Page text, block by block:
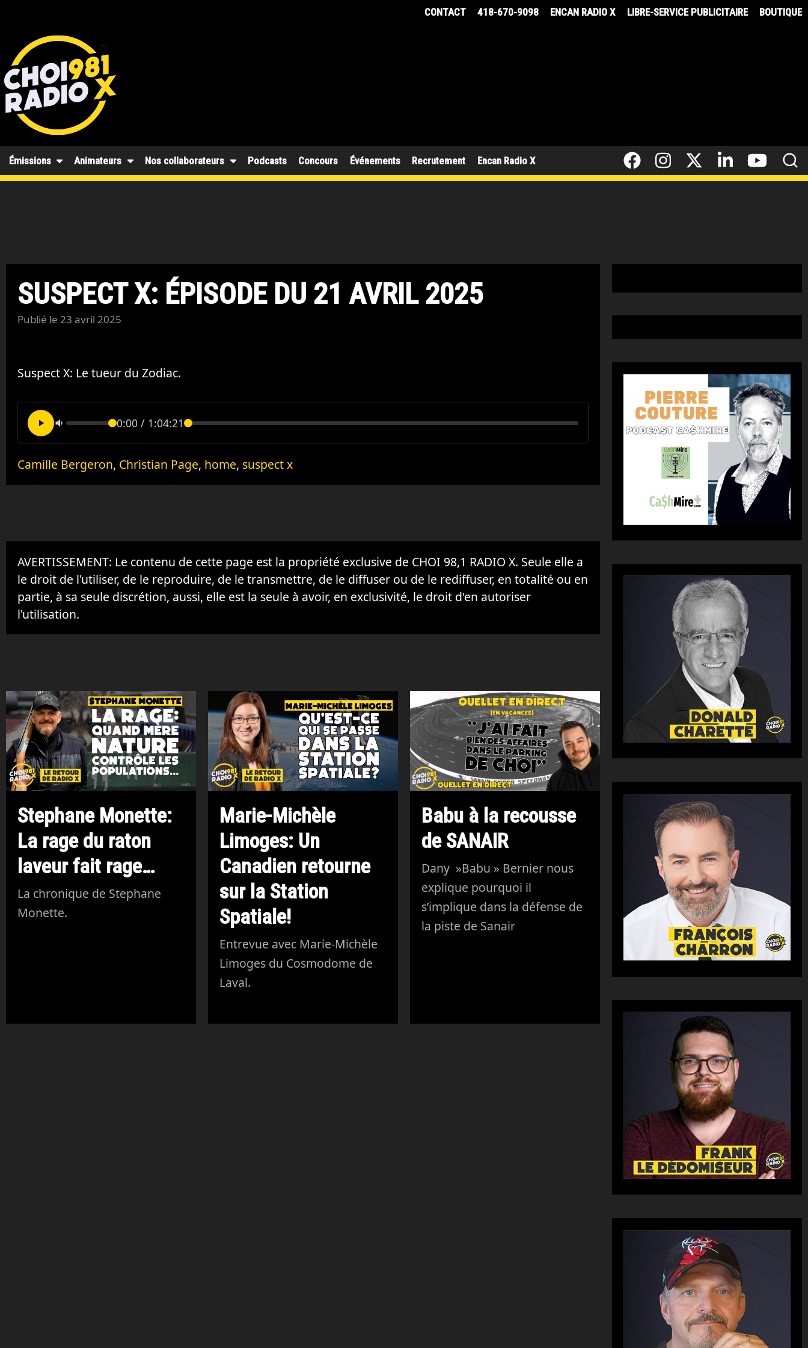
CONTACT 418-670-9098 ENCAN RADIO X LIBRE-SERVICE PUBLICITAIRE BOUTIQUE
Émissions Animateurs Nos collaborateurs Podcasts Concours Événements Recrutement Encan Radio X
SUSPECT X: ÉPISODE DU 21 AVRIL 2025
Publié le23 avril 2025
Suspect X: Le tueur du Zodiac.
0:00/ 1:04:21
Camille Bergeron, Christian Page, home, suspect x
AVERTISSEMENT: Le contenu de cette page est la propriété exclusive de CHOI 98,1 RADIO X. Seule elle a
le droit de l'utiliser, de le reproduire, de le transmettre, de le diffuser ou de le rediffuser, en totalité ou en
partie, à sa seule discrétion, aussi, elle est la seule à avoir, en exclusivité, le droit d'en autoriser
l'utilisation.
Stephane Monette:
La rage du raton
laveur fait rage…
La chronique de Stephane
Monette.
Marie-Michèle
Limoges: Un
Canadien retourne
sur la Station
Spatiale!
Entrevue avec Marie-Michèle
Limoges du Cosmodome de
Laval.
Babu à la recousse
de SANAIR
Dany »Babu » Bernier nous
explique pourquoi il
s’implique dans la défense de
la piste de Sanair